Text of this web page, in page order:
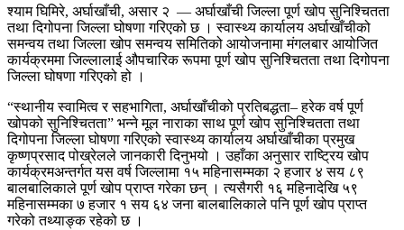
श्याम घिमिरे, अर्घाखाँची, असार २ — अर्घाखाँची जिल्ला पूर्ण खोप सुनिश्चितता
तथा दिगोपना जिल्ला घोषणा गरिएको छ । स्वास्थ्य कार्यालय अर्घाखाँचीको
समन्वय तथा जिल्ला खोप समन्वय समितिको आयोजनामा मंगलबार आयोजित
कार्यक्रममा जिल्लालाई औपचारिक रूपमा पूर्ण खोप सुनिश्चितता तथा दिगोपना
जिल्ला घोषणा गरिएको हो ।
“स्थानीय स्वामित्व र सहभागिता, अर्घाखाँचीको प्रतिबद्धता– हरेक वर्ष पूर्ण
खोपको सुनिश्चितता” भन्ने मूल नाराका साथ पूर्ण खोप सुनिश्चितता तथा
दिगोपना जिल्ला घोषणा गरिएको स्वास्थ्य कार्यालय अर्घाखाँचीका प्रमुख
कृष्णप्रसाद पोख्रेलले जानकारी दिनुभयो । उहाँका अनुसार राष्ट्रिय खोप
कार्यक्रमअन्तर्गत यस वर्ष जिल्लामा १५ महिनासम्मका २ हजार ४ सय ८९
बालबालिकाले पूर्ण खोप प्राप्त गरेका छन् । त्यसैगरी १६ महिनादेखि ५९
महिनासम्मका ७ हजार १ सय ६४ जना बालबालिकाले पनि पूर्ण खोप प्राप्त
गरेको तथ्याङ्क रहेको छ ।